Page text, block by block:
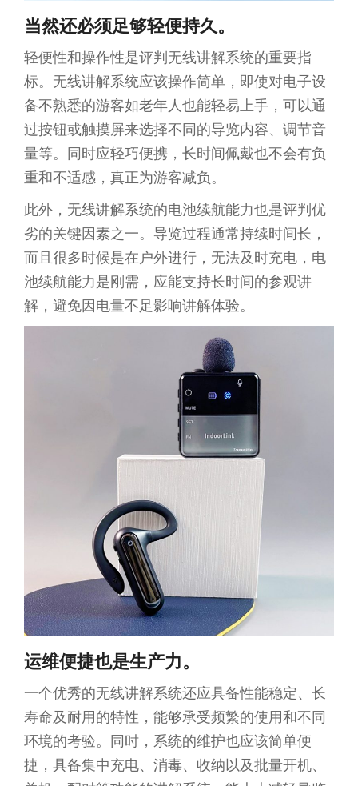
当然还必须足够轻便持久。
轻便性和操作性是评判无线讲解系统的重要指
标。无线讲解系统应该操作简单，即使对电子设
备不熟悉的游客如老年人也能轻易上手，可以通
过按钮或触摸屏来选择不同的导览内容、调节音
量等。同时应轻巧便携，长时间佩戴也不会有负
重和不适感，真正为游客减负。
此外，无线讲解系统的电池续航能力也是评判优
劣的关键因素之一。导览过程通常持续时间长，
而且很多时候是在户外进行，无法及时充电，电
池续航能力是刚需，应能支持长时间的参观讲
解，避免因电量不足影响讲解体验。
运维便捷也是生产力。
一个优秀的无线讲解系统还应具备性能稳定、长
寿命及耐用的特性，能够承受频繁的使用和不同
环境的考验。同时，系统的维护也应该简单便
捷，具备集中充电、消毒、收纳以及批量开机、